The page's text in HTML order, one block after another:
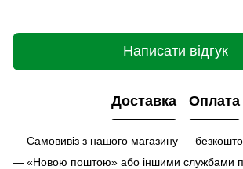
Написати відгук
Доставка Оплата
— Самовивіз з нашого магазину —
— «Новою поштою» або іншими службами